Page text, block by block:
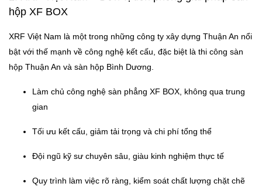
hộp XF BOX
XRF Việt Nam là một trong những công ty xây dựng Thuận An nổi
bật với thế mạnh về công nghệ kết cấu, đặc biệt là thi công sàn
hộp Thuận An và sàn hộp Bình Dương.
Làm chủ công nghệ sàn phẳng XF BOX, không qua trung
gian
Tối ưu kết cấu, giảm tải trọng và chi phí tổng thể
Đội ngũ kỹ sư chuyên sâu, giàu kinh nghiệm thực tế
Quy trình làm việc rõ ràng, kiểm soát chất lượng chặt chẽ